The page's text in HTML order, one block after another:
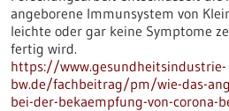
angeborene Immunsystem von
leichte oder gar keine Symptome
fertig wird.
https://www.gesundheitsindustrie-
bw.de/fachbeitrag/pm/wie-das-
bei-der-bekaempfung-von-corona-